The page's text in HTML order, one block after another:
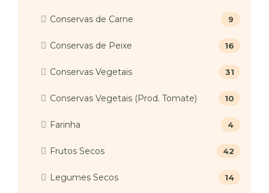
Conservas de Carne 9
Conservas de Peixe 16
Conservas Vegetais 31
Conservas Vegetais (Prod. Tomate) 10
Farinha 4
Frutos Secos 42
Legumes Secos 14